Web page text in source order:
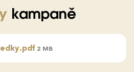
kampaně
2 MB